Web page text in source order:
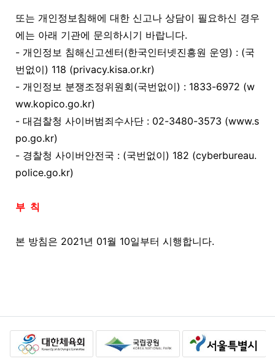
또는 개인정보침해에 대한 신고나 상담이 필요하신 경우
에는 아래 기관에 문의하시기 바랍니다.
- 개인정보 침해신고센터(한국인터넷진흥원 운영) : (국
번없이) 118 (privacy.kisa.or.kr)
- 개인정보 분쟁조정위원회(국번없이) : 1833-6972 (w
ww.kopico.go.kr)
- 대검찰청 사이버범죄수사단 : 02-3480-3573 (www.s
po.go.kr)
- 경찰청 사이버안전국 : (국번없이) 182 (cyberbureau.
police.go.kr)
부 칙
본 방침은 2021년 01월 10일부터 시행합니다.